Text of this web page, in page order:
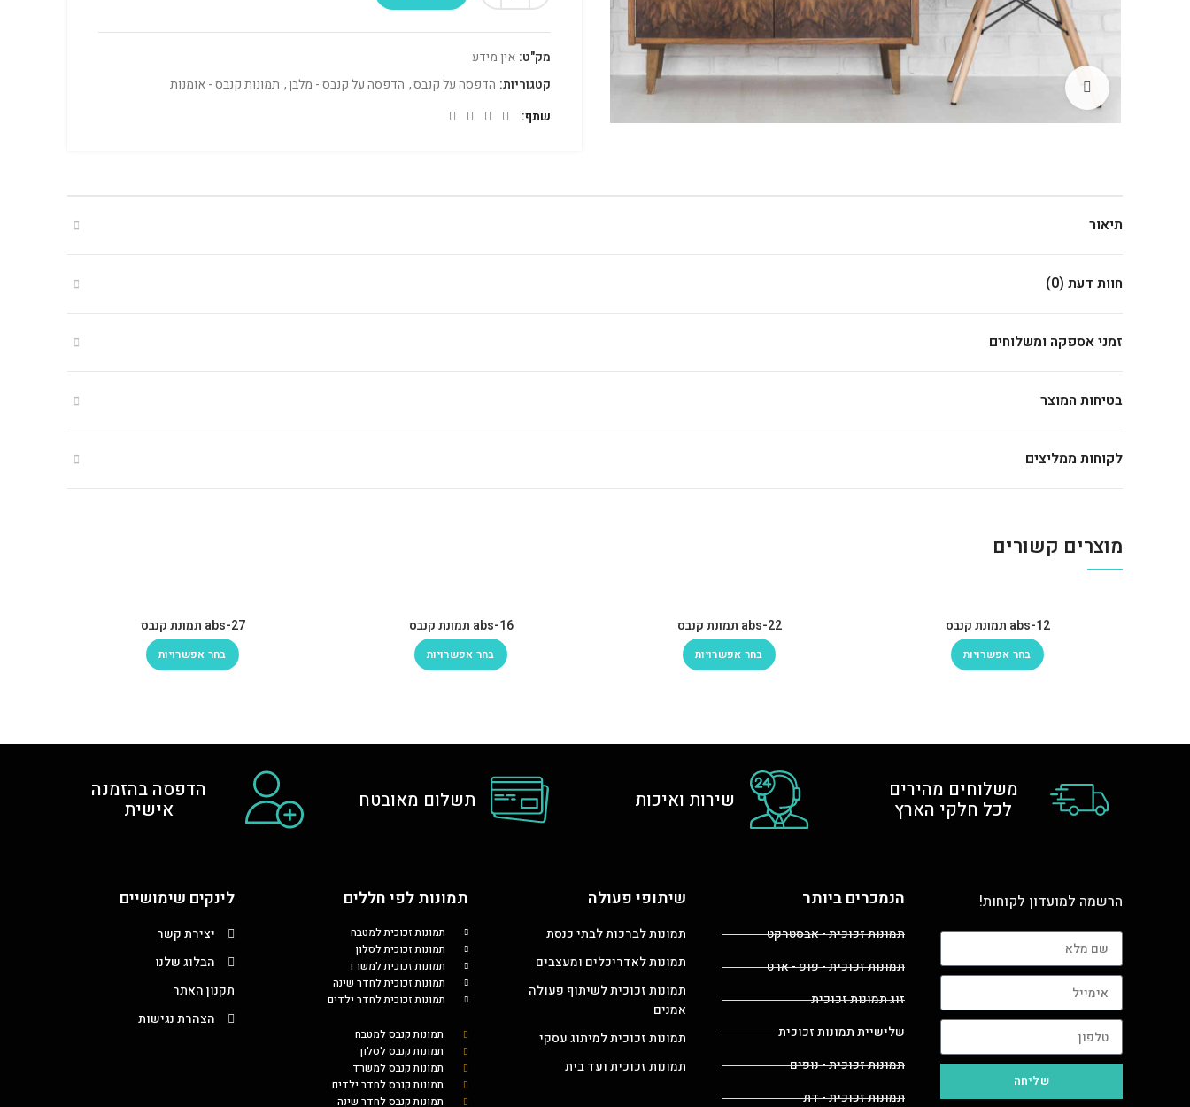
מק"ט: אין מידע
קטגוריות: הדפסה על קנבס, הדפסה על קנבס - מלבן, תמונות קנבס - אומנות
שתף
תיאור
חוות דעת (0)
זמני אספקה ומשלוחים
בטיחות המוצר
לקוחות ממליצים
מוצרים קשורים
abs-12 תמונת קנבס
בחר אפשרויות
abs-22 תמונת קנבס
בחר אפשרויות
abs-16 תמונת קנבס
בחר אפשרויות
abs-27 תמונת קנבס
בחר אפשרויות
משלוחים מהירים
לכל חלקי הארץ שירות ואיכות תשלום מאובטח הדפסה בהזמנה
אישית
הרשמה למועדון לקוחות!
שליחה
הנמכרים ביותר
תמונות זכוכית - אבסטרקט
תמונות זכוכית - פופ - ארט
זוג תמונות זכוכית
שלישיית תמונות זכוכית
תמונות זכוכית - נופים
תמונות זכוכית - דת
שיתופי פעולה
תמונות לברכות לבתי כנסת
תמונות לאדריכלים ומעצבים
תמונות זכוכית לשיתוף פעולה
אמנים
תמונות זכוכית למיתוג עסקי
תמונות זכוכית ועד בית
תמונות לפי חללים
תמונות זכוכית למטבח
תמונות זכוכית לסלון
תמונות זכוכית למשרד
תמונות זכוכית לחדר שינה
תמונות זכוכית לחדר ילדים
תמונות קנבס למטבח
תמונות קנבס לסלון
תמונות קנבס למשרד
תמונות קנבס לחדר ילדים
תמונות קנבס לחדר שינה
לינקים שימושיים
יצירת קשר
הבלוג שלנו
תקנון האתר
הצהרת נגישות